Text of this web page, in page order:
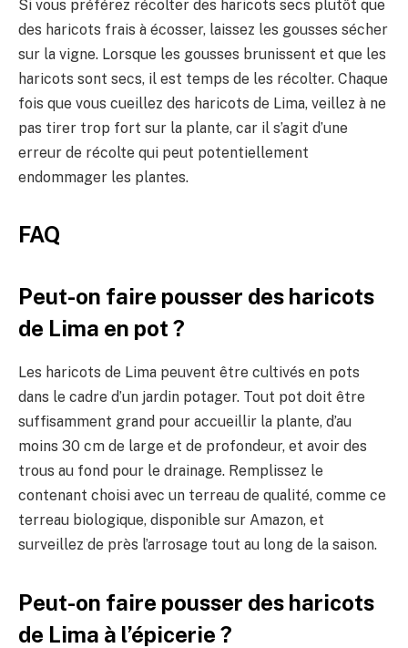
Si vous préférez récolter des haricots secs plutôt que
des haricots frais à écosser, laissez les gousses sécher
sur la vigne. Lorsque les gousses brunissent et que les
haricots sont secs, il est temps de les récolter. Chaque
fois que vous cueillez des haricots de Lima, veillez à ne
pas tirer trop fort sur la plante, car il s’agit d’une
erreur de récolte qui peut potentiellement
endommager les plantes.
FAQ
Peut-on faire pousser des haricots
de Lima en pot ?
Les haricots de Lima peuvent être cultivés en pots
dans le cadre d’un jardin potager. Tout pot doit être
suffisamment grand pour accueillir la plante, d’au
moins 30 cm de large et de profondeur, et avoir des
trous au fond pour le drainage. Remplissez le
contenant choisi avec un terreau de qualité, comme ce
terreau biologique, disponible sur Amazon, et
surveillez de près l’arrosage tout au long de la saison.
Peut-on faire pousser des haricots
de Lima à l’épicerie ?